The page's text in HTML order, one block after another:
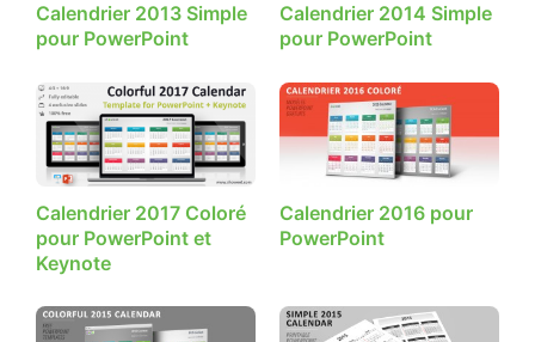
Calendrier 2013 Simple
pour PowerPoint
Calendrier 2014 Simple
pour PowerPoint
Calendrier 2017 Coloré
pour PowerPoint et
Keynote
Calendrier 2016 pour
PowerPoint